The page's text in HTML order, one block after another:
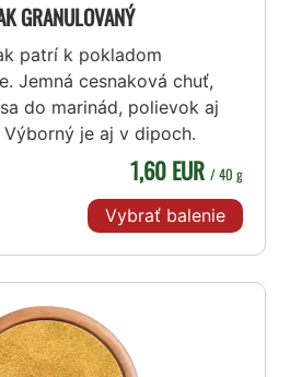
GRANULOVANÝ
patrí k pokladom
Jemná cesnaková chuť,
do marinád, polievok aj
je aj v dipoch.
1,60 EUR / 40 g
Vybrať balenie